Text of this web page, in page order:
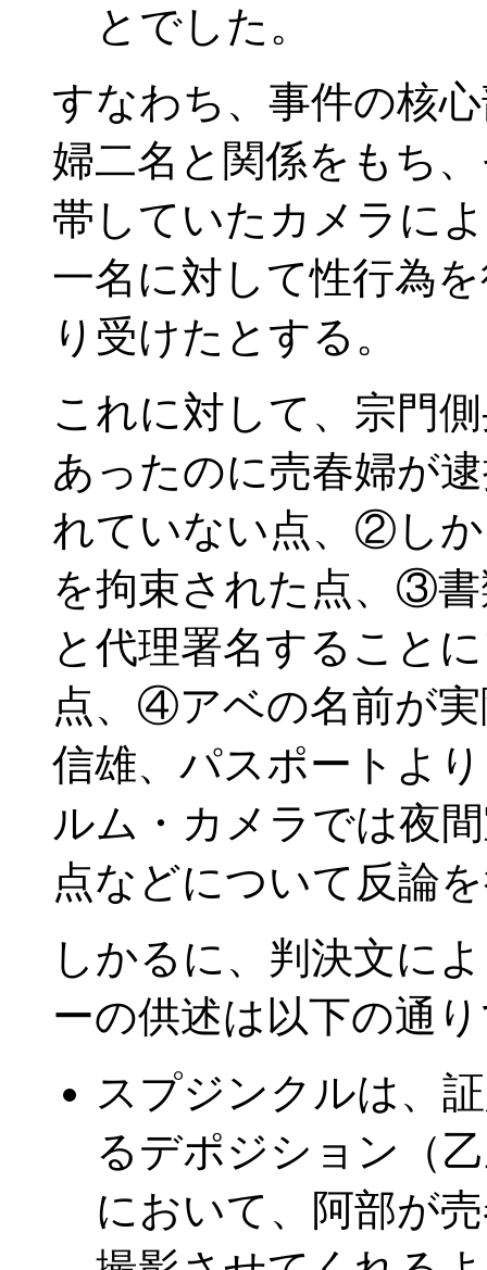
とでした。
すなわち、事件の核
婦二名と関係をもち
帯していたカメラに
一名に対して性行為
り受けたとする。
これに対して、宗門
あったのに売春婦が
れていない点、②し
を拘束された点、③
と代理署名すること
点、④アベの名前が
信雄、パスポートよ
ルム・カメラでは夜
点などについて反論
しかるに、判決文に
ーの供述は以下の通
スプジンクルは、
るデポジション（
において、阿部が